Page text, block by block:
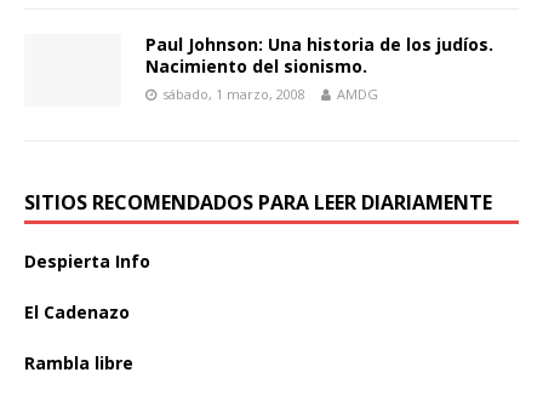
Paul Johnson: Una historia de los judíos.
Nacimiento del sionismo.
sábado, 1 marzo, 2008 AMDG
SITIOS RECOMENDADOS PARA LEER DIARIAMENTE
Despierta Info
El Cadenazo
Rambla libre